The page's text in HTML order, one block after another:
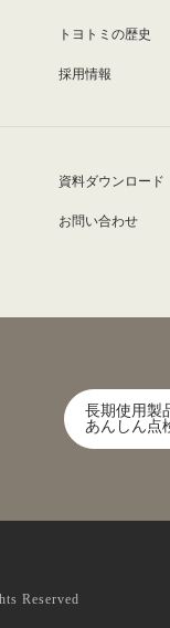
トヨトミの歴史
採用情報
資料ダウンロード
お問い合わせ
長期使用製
あんしん点
Reserved